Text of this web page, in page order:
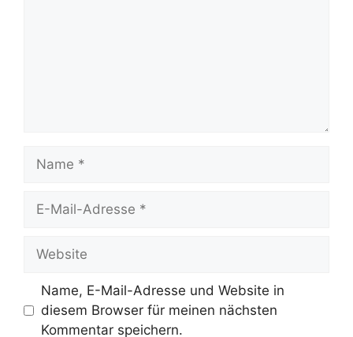
Mail-
Name, E-Mail-Adresse und Website in
diesem Browser für meinen nächsten
Kommentar speichern.